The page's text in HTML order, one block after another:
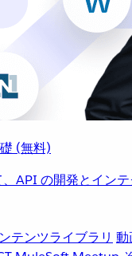
(無料)
API の開発とイン
テンツライブラリ 動